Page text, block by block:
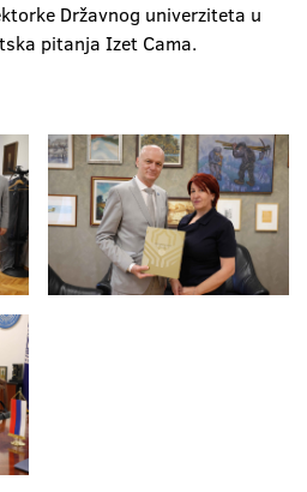
Državnog univerziteta u
pitanja Izet Cama.